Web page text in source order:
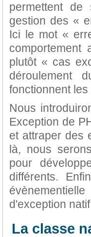
permettent de
gestion des «
Ici le mot «
comportement
plutôt « cas
déroulement
fonctionnent
Nous
Exception de
et attraper des
là, nous
pour
différents.
d'exception
La classe